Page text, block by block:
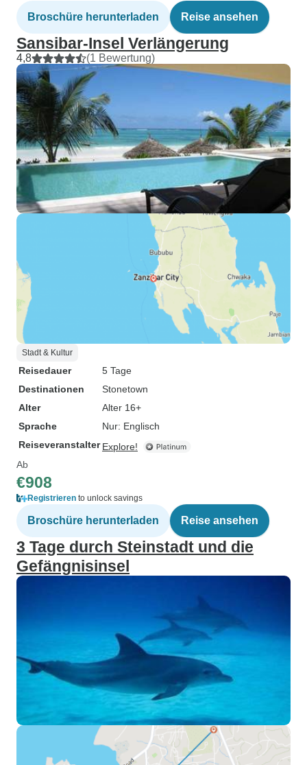
Broschüre herunterladen Reise ansehen
Sansibar-Insel Verlängerung
4,8 (1 Bewertung)
Stadt & Kultur
Reisedauer
5 Tage
Destinationen
Stonetown
Alter
Alter 16+
Sprache
Nur: Englisch
Reiseveranstalter Explore!
Ab
€908
Registrieren to unlock savings
Broschüre herunterladen Reise ansehen
3 Tage durch Steinstadt und die
Gefängnisinsel